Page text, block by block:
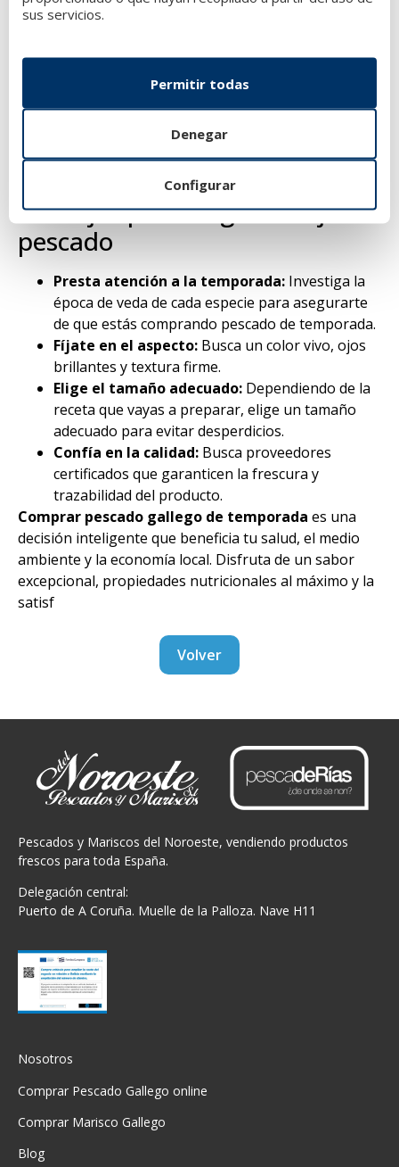
¿Dónde comprar pescado
comprar pescado gallego de
temporada onlinees más fácil que nunca. Desde
nuestra web podrás acceder a una amplia variedad de
pescados gallegos de temporada directamente desde
Consejos para elegir el mejor
pescado
Presta atención a la temporada: Investiga la
época de veda de cada especie para asegurarte
de que estás comprando pescado de temporada.
Fíjate en el aspecto: Busca un color vivo, ojos
brillantes y textura firme.
Elige el tamaño adecuado: Dependiendo de la
receta que vayas a preparar, elige un tamaño
adecuado para evitar desperdicios.
Confía en la calidad: Busca proveedores
certificados que garanticen la frescura y
trazabilidad del producto.
Comprar pescado gallego de temporada es una
decisión inteligente que beneficia tu salud, el medio
ambiente y la economía local. Disfruta de un sabor
excepcional, propiedades nutricionales al máximo y la
satisf
Volver
Pescados y Mariscos del Noroeste, vendiendo productos
frescos para toda España.
Delegación central:
Puerto de A Coruña. Muelle de la Palloza. Nave H11
Nosotros
Comprar Pescado Gallego online
Comprar Marisco Gallego
Blog
sus servicios.
Configurar
Denegar
Permitir todas